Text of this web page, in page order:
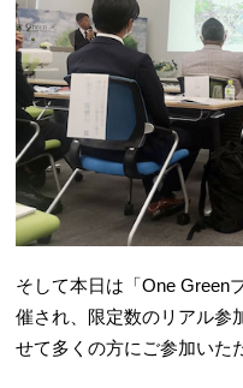
そして本日は「One Green
催され、限定数のリアル参
せて多くの方にご参加いた